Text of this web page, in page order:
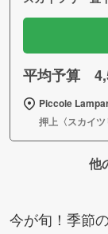
平均予算
Piccole
押上〈スカイ
他
今が旬！季節